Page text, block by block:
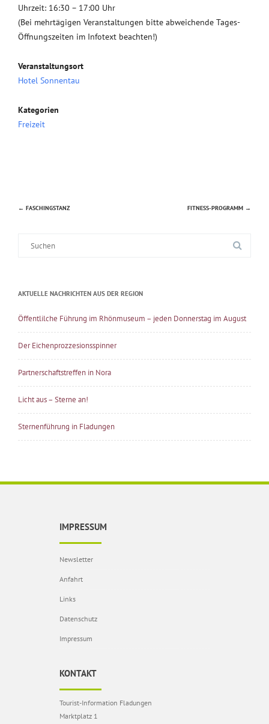
Uhrzeit: 16:30 – 17:00 Uhr
(Bei mehrtägigen Veranstaltungen bitte abweichende Tages-
Öffnungszeiten im Infotext beachten!)
Veranstaltungsort
Hotel Sonnentau
Kategorien
Freizeit
Beitragsnavigation
← FASCHINGSTANZ FITNESS-PROGRAMM →
AKTUELLE NACHRICHTEN AUS DER REGION
Öffentlilche Führung im Rhönmuseum – jeden Donnerstag im August
Der Eichenprozzesionsspinner
Partnerschaftstreffen in Nora
Licht aus – Sterne an!
Sternenführung in Fladungen
IMPRESSUM
Newsletter
Anfahrt
Links
Datenschutz
Impressum
KONTAKT
Tourist-Information Fladungen
Marktplatz 1